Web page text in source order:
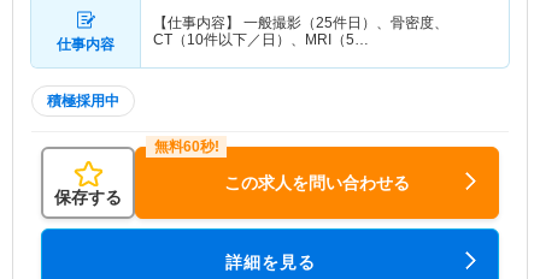
仕事内容
【仕事内容】 一般撮影（25件日）、骨密度、
CT（10件以下／日）、MRI（5…
積極採用中
保存する
この求人を問い合わせる
詳細を見る